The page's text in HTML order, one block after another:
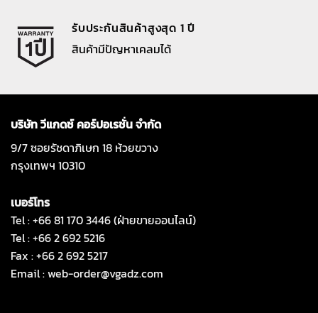
รับประกันสินค้าสูงสุด 1 ปี
สินค้ามีปัญหาเคลมได้
บริษัท วีแกดซ์ คอร์ปอเรชั่น จำกัด
9/7 ซอยรัชดาภิเษก 18 ห้วยขวาง
กรุงเทพฯ 10310
เบอร์โทร
Tel : +66 81 170 3446 (ฝ่ายขายออนไลน์)
Tel : +66 2 692 5216
Fax : +66 2 692 5217
Email :web-order@vgadz.com